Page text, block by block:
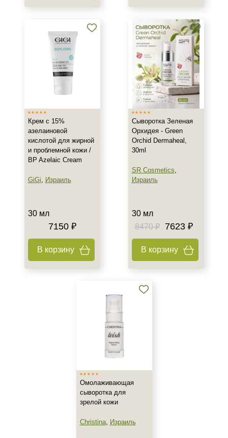
Алоэ
Витамин E
Показать еще
Время применения
Вечер
Утро
Крем с 15%
азелаиновой
кислотой для жирной
и проблемной кожи /
BP Azelaic Cream
GiGi, Израиль
30 мл
7150 ₽
В корзину
Сыворотка Зеленая
Орхидея - Green
Orchid Dermaheal,
30ml
SR Cosmetics,
Израиль
30 мл
8470 ₽
7623 ₽
В корзину
Омолаживающая
сыворотка для
зрелой кожи
Christina, Израиль